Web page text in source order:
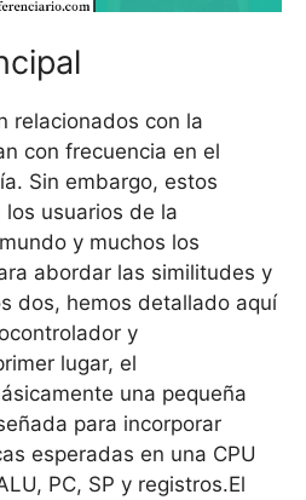
relacionados con la
con frecuencia en el
Sin embargo, estos
usuarios de la
y muchos los
abordar las similitudes y
dos, hemos detallado aquí
y
lugar, el
una pequeña
para incorporar
esperadas en una CPU
PC, SP y registros.El